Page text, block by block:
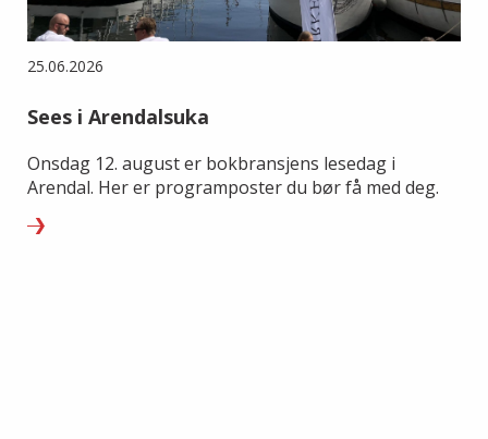
25.06.2026
Sees i Arendalsuka
Onsdag 12. august er bokbransjens lesedag i
Arendal. Her er programposter du bør få med deg.